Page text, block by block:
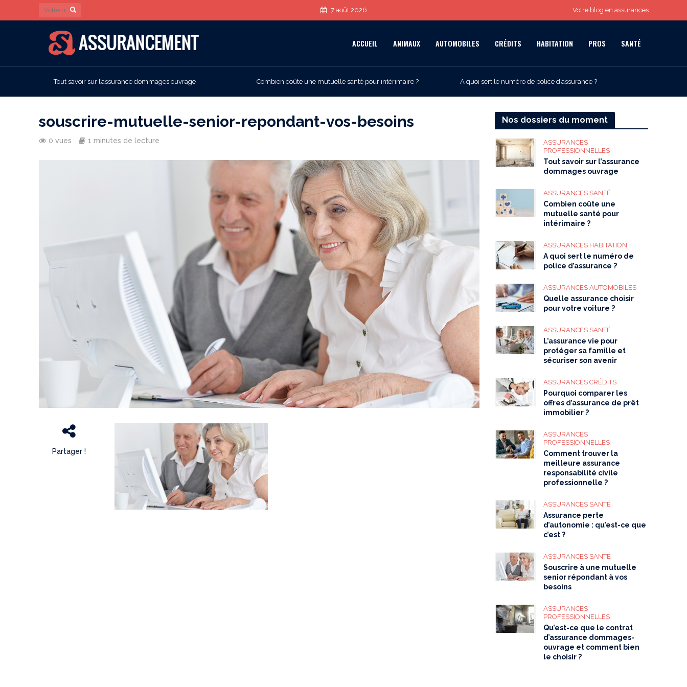
Votre blog en assurances
7 août 2026
ACCUEIL ANIMAUX AUTOMOBILES CRÉDITS HABITATION PROS SANTÉ
Tout savoir sur l’assurance dommages ouvrage Combien coûte une mutuelle santé pour intérimaire ? A quoi sert le numéro de police d’assurance ?
souscrire-mutuelle-senior-repondant-vos-besoins
0 vues 1 minutes de lecture
Partager !
Nos dossiers du moment
ASSURANCES
PROFESSIONNELLES
Tout savoir sur l’assurance
dommages ouvrage
ASSURANCES SANTÉ
Combien coûte une
mutuelle santé pour
intérimaire ?
ASSURANCES HABITATION
A quoi sert le numéro de
police d’assurance ?
ASSURANCES AUTOMOBILES
Quelle assurance choisir
pour votre voiture ?
ASSURANCES SANTÉ
L’assurance vie pour
protéger sa famille et
sécuriser son avenir
ASSURANCES CRÉDITS
Pourquoi comparer les
offres d’assurance de prêt
immobilier ?
ASSURANCES
PROFESSIONNELLES
Comment trouver la
meilleure assurance
responsabilité civile
professionnelle ?
ASSURANCES SANTÉ
Assurance perte
d’autonomie : qu’est-ce que
c’est ?
ASSURANCES SANTÉ
Souscrire à une mutuelle
senior répondant à vos
besoins
ASSURANCES
PROFESSIONNELLES
Qu’est-ce que le contrat
d’assurance dommages-
ouvrage et comment bien
le choisir ?